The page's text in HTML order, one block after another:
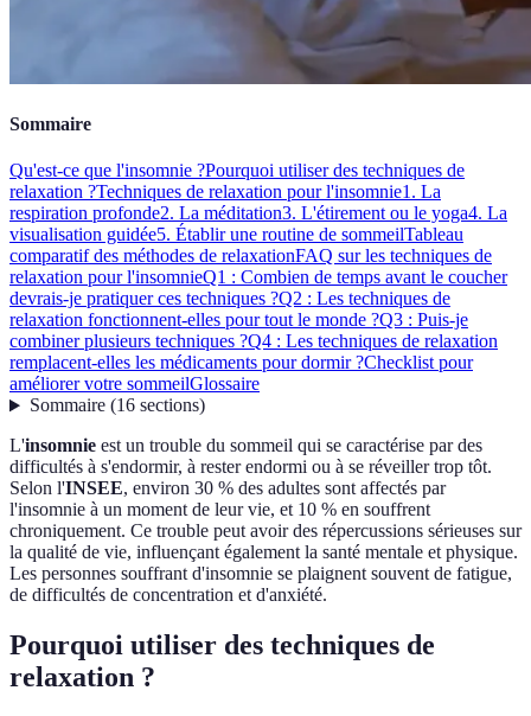
Sommaire
Qu'est-ce que l'insomnie ?Pourquoi utiliser des techniques de
relaxation ?Techniques de relaxation pour l'insomnie1. La
respiration profonde2. La méditation3. L'étirement ou le yoga4. La
visualisation guidée5. Établir une routine de sommeilTableau
comparatif des méthodes de relaxationFAQ sur les techniques de
relaxation pour l'insomnieQ1 : Combien de temps avant le coucher
devrais-je pratiquer ces techniques ?Q2 : Les techniques de
relaxation fonctionnent-elles pour tout le monde ?Q3 : Puis-je
combiner plusieurs techniques ?Q4 : Les techniques de relaxation
remplacent-elles les médicaments pour dormir ?Checklist pour
améliorer votre sommeilGlossaire
Sommaire(16 sections)
L'insomnie est un trouble du sommeil qui se caractérise par des
difficultés à s'endormir, à rester endormi ou à se réveiller trop tôt.
Selon l'INSEE, environ 30 % des adultes sont affectés par
l'insomnie à un moment de leur vie, et 10 % en souffrent
chroniquement. Ce trouble peut avoir des répercussions sérieuses sur
la qualité de vie, influençant également la santé mentale et physique.
Les personnes souffrant d'insomnie se plaignent souvent de fatigue,
de difficultés de concentration et d'anxiété.
Pourquoi utiliser des techniques de
relaxation ?